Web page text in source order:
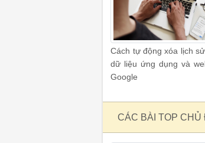
Cách tự động xóa lịch
dữ liệu ứng dụng và
Google
CÁC BÀI TOP CHỦ